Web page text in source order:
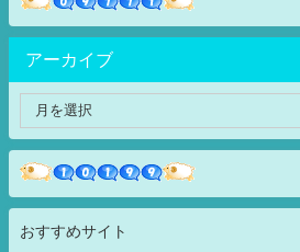
アーカイブ
おすすめサイト